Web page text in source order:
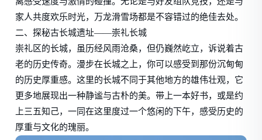
家人共度欢乐时光，万龙滑雪场都是不容错过的绝佳去处。
二、探秘古长城遗址——崇礼长城
崇礼区的长城，虽历经风雨沧桑，但仍巍然屹立，诉说着古
老的历史传奇。漫步在长城之上，你可以感受到那份沉甸甸
的历史厚重感。这里的长城不同于其他地方的雄伟壮观，它
更多地展现出一种静谧与古朴的美。带上一本好书，或是约
上三五知己，一同在这里度过一个悠闲的下午，感受历史的
厚重与文化的瑰丽。